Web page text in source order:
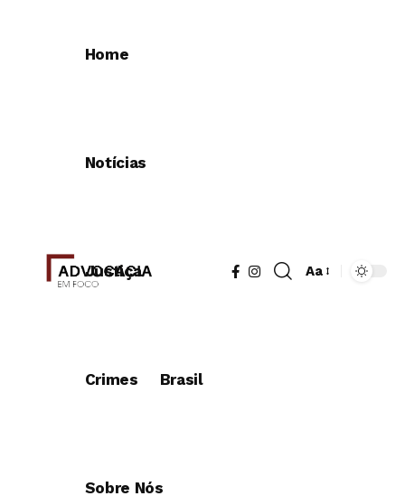
Home
Notícias
Justiça
Crimes Brasil
Sobre Nós
Aa